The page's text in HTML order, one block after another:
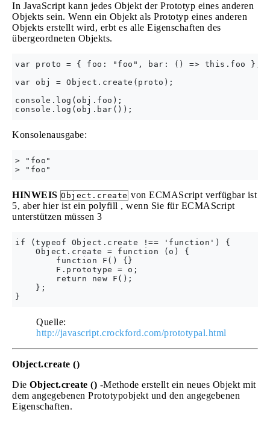
In JavaScript kann jedes Objekt der Prototyp eines anderen
Objekts sein. Wenn ein Objekt als Prototyp eines anderen
Objekts erstellt wird, erbt es alle Eigenschaften des
übergeordneten Objekts.
var proto = { foo: "foo", bar: () => this.foo };
var obj = Object.create(proto);
console.log(obj.foo);
Konsolenausgabe:
> "foo"
HINWEIS Object.create von ECMAScript verfügbar ist
5, aber hier ist ein polyfill , wenn Sie für ECMAScript
unterstützen müssen 3
if (typeof Object.create !== 'function') {
    Object.create = function (o) {
        function F() {}
        F.prototype = o;
        return new F();
    };
Quelle:
http://javascript.crockford.com/prototypal.html
Object.create ()
Die Object.create () -Methode erstellt ein neues Objekt mit
dem angegebenen Prototypobjekt und den angegebenen
Eigenschaften.